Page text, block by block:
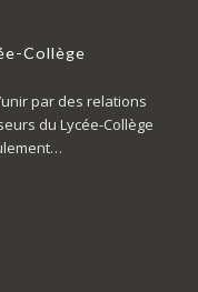
Collège
par des relations
du Lycée-Collège